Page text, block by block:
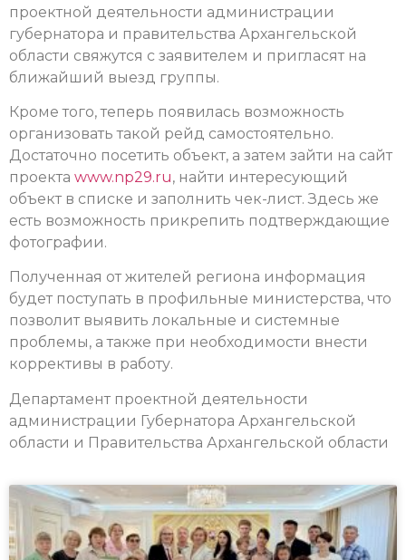
проектной деятельности администрации
губернатора и правительства Архангельской
области свяжутся с заявителем и пригласят на
ближайший выезд группы.
Кроме того, теперь появилась возможность
организовать такой рейд самостоятельно.
Достаточно посетить объект, а затем зайти на сайт
проекта www.np29.ru, найти интересующий
объект в списке и заполнить чек-лист. Здесь же
есть возможность прикрепить подтверждающие
фотографии.
Полученная от жителей региона информация
будет поступать в профильные министерства, что
позволит выявить локальные и системные
проблемы, а также при необходимости внести
коррективы в работу.
Департамент проектной деятельности
администрации Губернатора Архангельской
области и Правительства Архангельской области